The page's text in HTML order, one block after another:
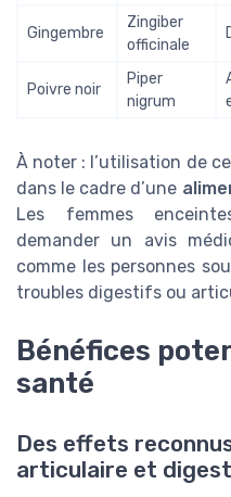
Gingembre
Zingiber
officinale
Poivre noir
Piper
nigrum
À noter : l’utilisation de
dans le cadre d’une
Les femmes
demander un avis
comme les personnes
troubles digestifs ou
Bénéfices
santé
Des effets
articulaire et